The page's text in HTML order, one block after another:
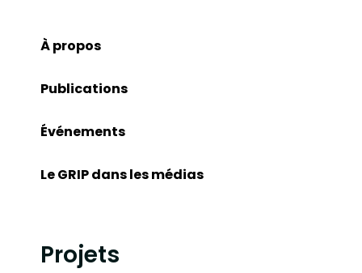
À propos
Publications
Événements
Le GRIP dans les médias
Projets